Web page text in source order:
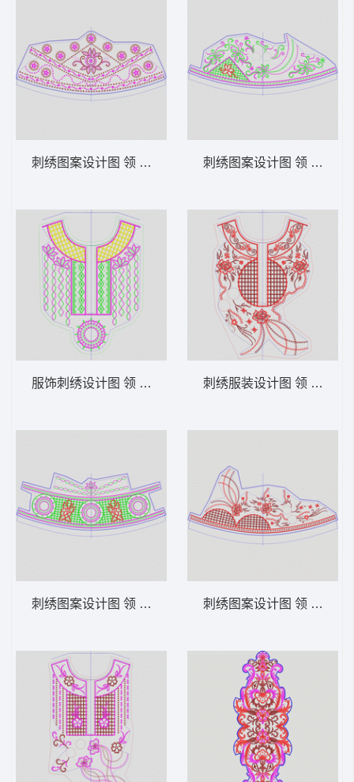
刺绣图案设计图 领 衣边下摆 中东阿拉伯 泰
服饰刺绣设计图 领 衣边下摆 中东阿拉伯 泰
刺绣图案设计图 领 衣边下摆 中东阿拉伯 泰
刺绣图案设计图 领 衣边下
刺绣服装设计图 领 衣边下
刺绣图案设计图 领 衣边下